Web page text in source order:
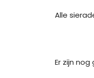
Alle
Er zijn